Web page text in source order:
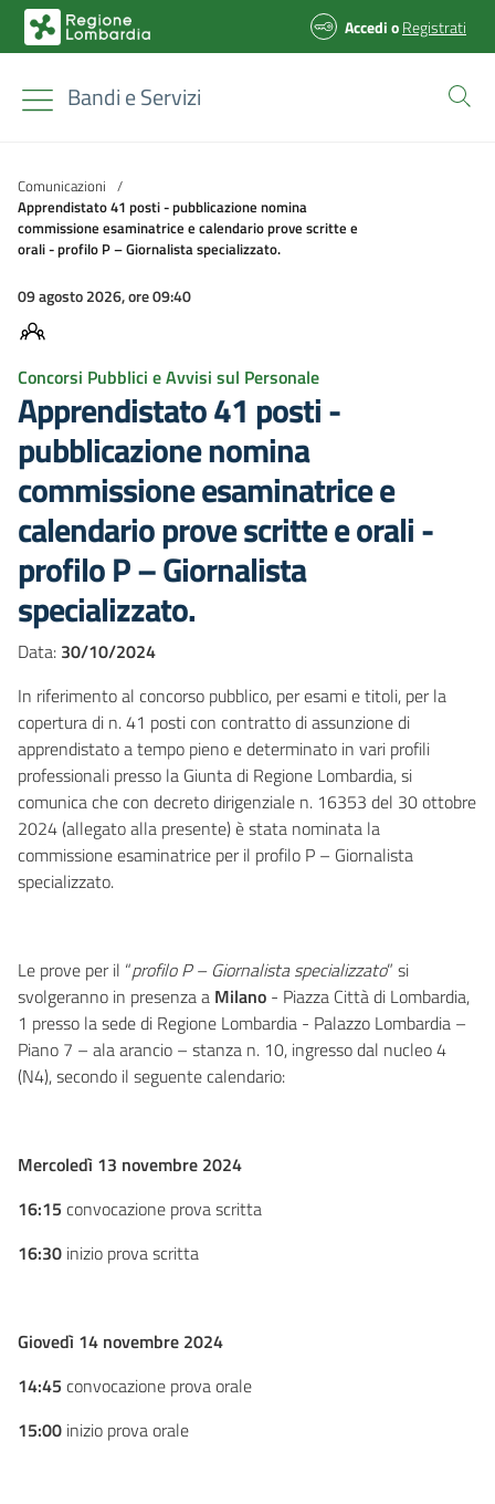
AccedioRegistrati
Bandi e Servizi
Comunicazioni /
Apprendistato 41 posti - pubblicazione nomina
commissione esaminatrice e calendario prove scritte e
orali - profilo P – Giornalista specializzato.
09 agosto 2026, ore 09:40
Concorsi Pubblici e Avvisi sul Personale
Apprendistato 41 posti -
pubblicazione nomina
commissione esaminatrice e
calendario prove scritte e orali -
profilo P – Giornalista
specializzato.
Data: 30/10/2024
In riferimento al concorso pubblico, per esami e titoli, per la
copertura di n. 41 posti con contratto di assunzione di
apprendistato a tempo pieno e determinato in vari profili
professionali presso la Giunta di Regione Lombardia, si
comunica che con decreto dirigenziale n. 16353 del 30 ottobre
2024 (allegato alla presente) è stata nominata la
commissione esaminatrice per il profilo P – Giornalista
specializzato.
Le prove per il “profilo P – Giornalista specializzato” si
svolgeranno in presenza a Milano - Piazza Città di Lombardia,
1 presso la sede di Regione Lombardia - Palazzo Lombardia –
Piano 7 – ala arancio – stanza n. 10, ingresso dal nucleo 4
(N4), secondo il seguente calendario:
Mercoledì 13 novembre 2024
16:15 convocazione prova scritta
16:30 inizio prova scritta
Giovedì 14 novembre 2024
14:45 convocazione prova orale
15:00 inizio prova orale